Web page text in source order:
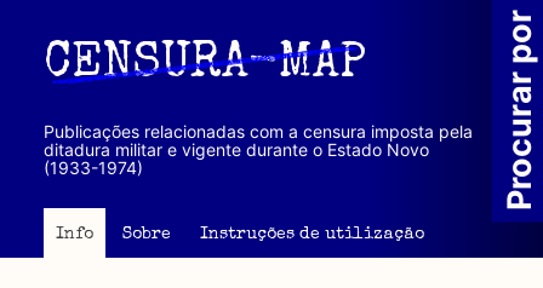
principal
CENSURA-MAP
Publicações relacionadas com a censura imposta pela
ditadura militar e vigente durante o Estado Novo
(1933-1974)
Info Sobre Instruções de utilização
Procurar por